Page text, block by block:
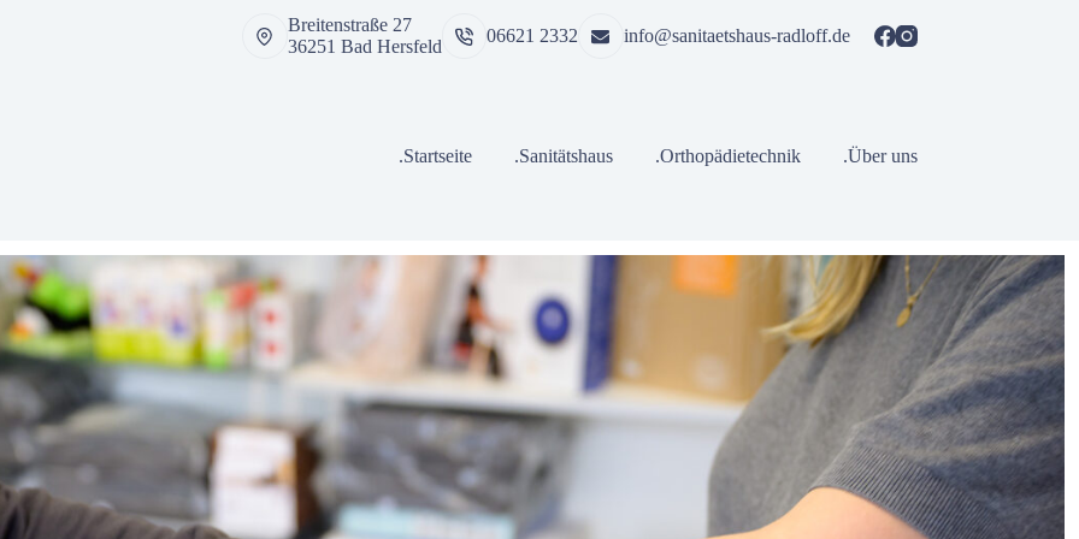
Breitenstraße 27
36251 Bad Hersfeld
06621 2332 info@sanitaetshaus-radloff.de
.Startseite .Sanitätshaus .Orthopädietechnik .Über uns